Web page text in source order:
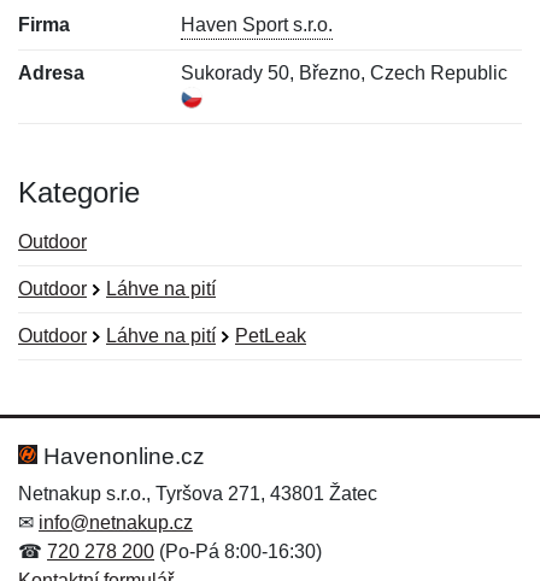
Firma Haven Sport s.r.o.
Adresa Sukorady 50, Březno, Czech Republic
Kategorie
Outdoor
Outdoor Láhve na pití
Outdoor Láhve na pití PetLeak
Hodnocení:
Jméno: *
Jméno:
E-mail:*
Havenonline.cz
Netnakup s.r.o., Tyršova 271, 43801 Žatec
✉ info@netnakup.cz
☎ 720 278 200 (Po-Pá 8:00-16:30)